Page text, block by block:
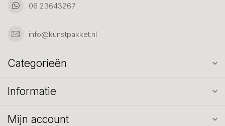
06 23643267
info@kunstpakket.nl
Categorieën
Informatie
Mijn account